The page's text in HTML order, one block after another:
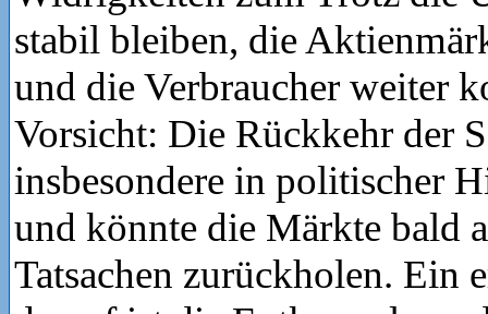
stabil bleiben, die
und die Verbraucher weiter
Vorsicht: Die Rückkehr der
insbesondere in politischer
und könnte die Märkte bald
Tatsachen zurückholen. Ein